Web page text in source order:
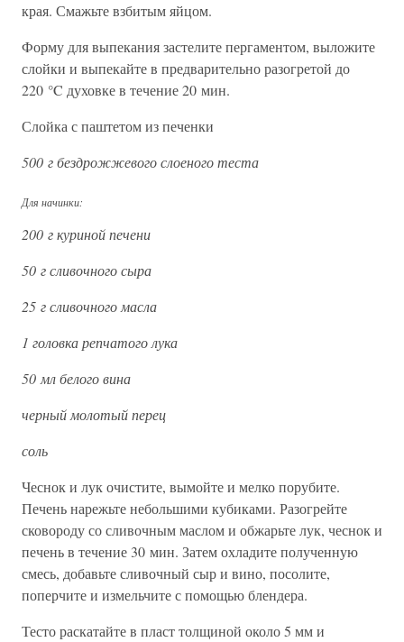
края. Смажьте взбитым яйцом.
Форму для выпекания застелите пергаментом, выложите
слойки и выпекайте в предварительно разогретой до
220 °C духовке в течение 20 мин.
Слойка с паштетом из печенки
500 г бездрожжевого слоеного теста
Для начинки:
200 г куриной печени
50 г сливочного сыра
25 г сливочного масла
1 головка репчатого лука
50 мл белого вина
черный молотый перец
соль
Чеснок и лук очистите, вымойте и мелко порубите.
Печень нарежьте небольшими кубиками. Разогрейте
сковороду со сливочным маслом и обжарьте лук, чеснок и
печень в течение 30 мин. Затем охладите полученную
смесь, добавьте сливочный сыр и вино, посолите,
поперчите и измельчите с помощью блендера.
Тесто раскатайте в пласт толщиной около 5 мм и